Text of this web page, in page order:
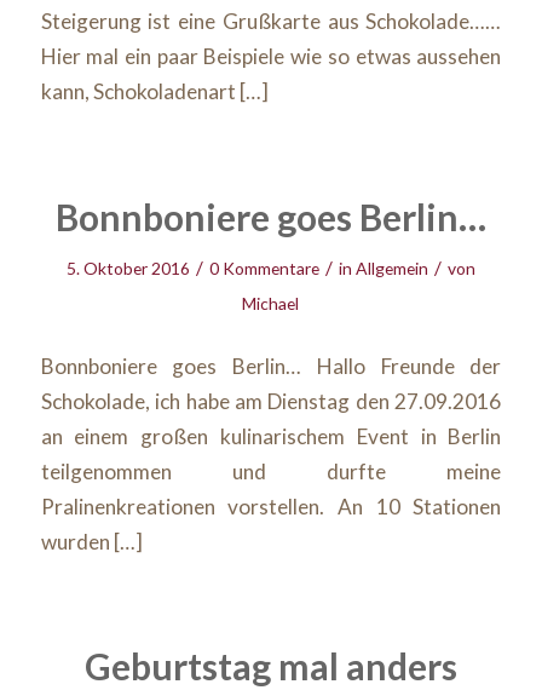
Steigerung ist eine Grußkarte aus Schokolade……
Hier mal ein paar Beispiele wie so etwas aussehen
kann, Schokoladenart […]
Bonnboniere goes Berlin…
5. Oktober 2016 / 0 Kommentare / in Allgemein / von
Michael
Bonnboniere goes Berlin… Hallo Freunde der
Schokolade, ich habe am Dienstag den 27.09.2016
an einem großen kulinarischem Event in Berlin
teilgenommen und durfte meine
Pralinenkreationen vorstellen. An 10 Stationen
wurden […]
Geburtstag mal anders